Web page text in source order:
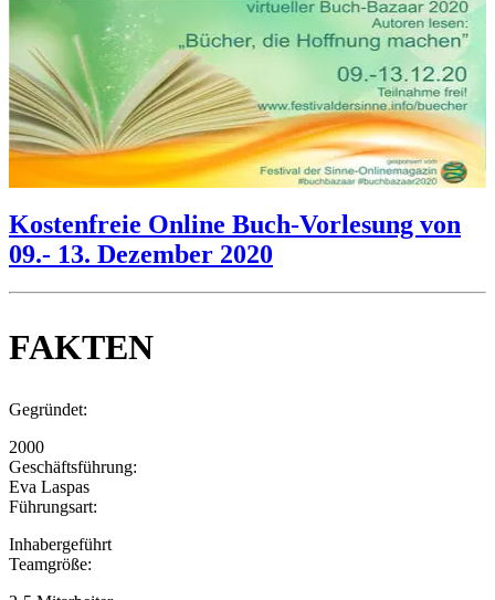
Kostenfreie Online Buch-Vorlesung von
09.- 13. Dezember 2020
FAKTEN
Gegründet:
2000
Geschäftsführung:
Eva Laspas
Führungsart:
Inhabergeführt
Teamgröße: